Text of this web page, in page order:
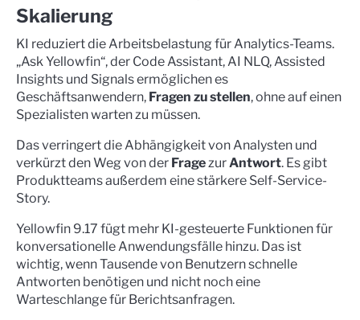
Skalierung
KI reduziert die Arbeitsbelastung für Analytics-Teams.
„Ask Yellowfin“, der Code Assistant, AI NLQ, Assisted
Insights und Signals ermöglichen es
Geschäftsanwendern, Fragen zu stellen, ohne auf einen
Spezialisten warten zu müssen.
Das verringert die Abhängigkeit von Analysten und
verkürzt den Weg von der FragezurAntwort. Es gibt
Produktteams außerdem eine stärkere Self-Service-
Story.
Yellowfin 9.17 fügt mehr KI-gesteuerte Funktionen für
konversationelle Anwendungsfälle hinzu. Das ist
wichtig, wenn Tausende von Benutzern schnelle
Antworten benötigen und nicht noch eine
Warteschlange für Berichtsanfragen.